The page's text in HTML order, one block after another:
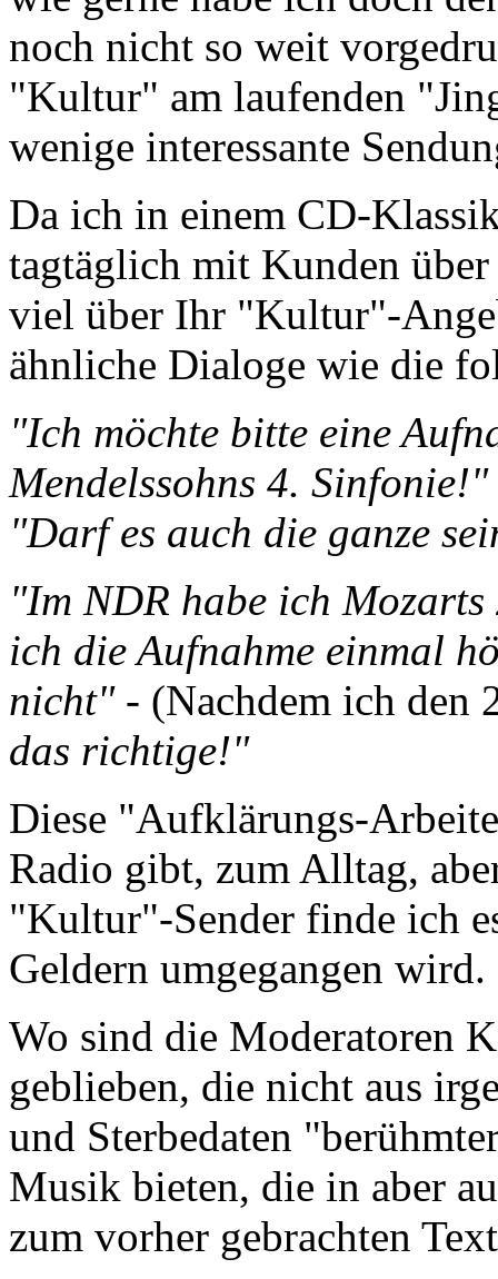
noch nicht so weit
"Kultur" am laufenden
wenige interessante
Da ich in einem CD-
tagtäglich mit Kunden
viel über Ihr "Kultur"-
ähnliche Dialoge wie die
"Ich möchte bitte eine
Mendelssohns 4. Sinfonie!"
"Darf es auch die ganze
"Im NDR habe ich
ich die Aufnahme einmal
nicht"- (Nachdem ich den
das richtige!"
Diese "Aufklärungs-
Radio gibt, zum Alltag,
"Kultur"-Sender finde ich
Geldern umgegangen wird.
Wo sind die Moderatoren
geblieben, die nicht aus
und Sterbedaten
Musik bieten, die in aber
zum vorher gebrachten